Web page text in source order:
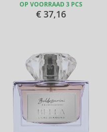
OP VOORRAAD 3 PCS
€ 37,16